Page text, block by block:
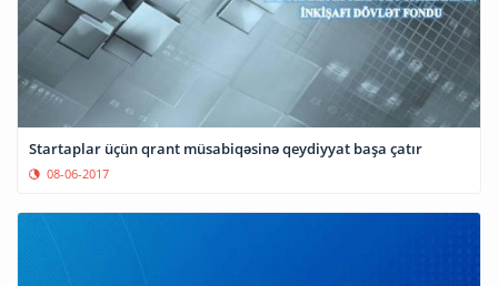
Startaplar üçün qrant müsabiqəsinə qeydiyyat başa çatır
08-06-2017